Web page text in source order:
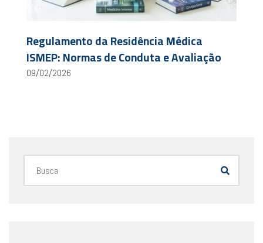
Regulamento da Residência Médica
ISMEP: Normas de Conduta e Avaliação
09/02/2026